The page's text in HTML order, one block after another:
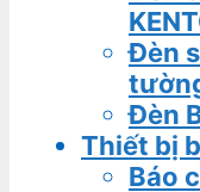
Đèn
Đèn
Thiết bị
Báo